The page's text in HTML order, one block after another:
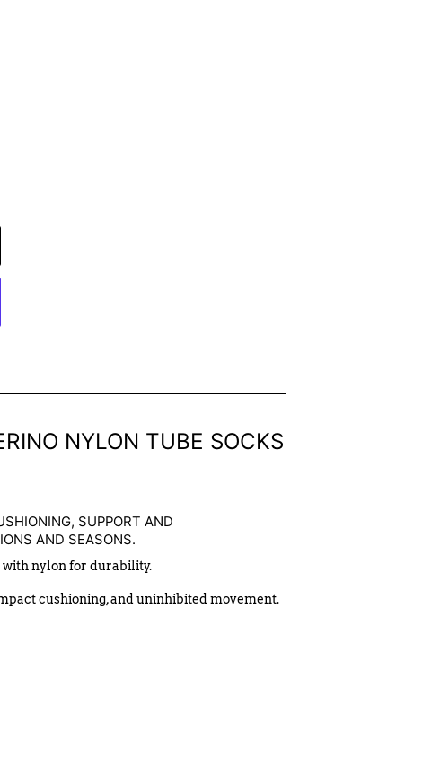
NYLON TUBE SOCKS
SUPPORT AND
AND SEASONS.
nylon for durability.
cushioning, and uninhibited movement.